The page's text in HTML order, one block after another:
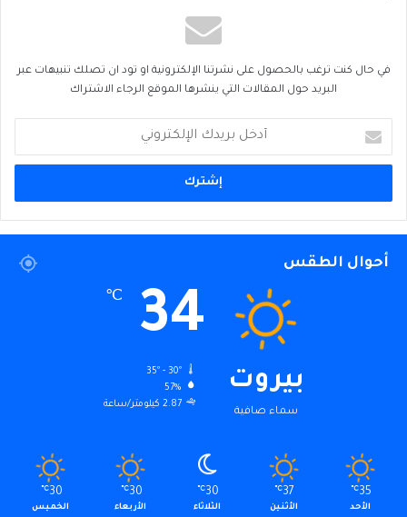
في حال كنت ترغب بالحصول على نشرتنا الإلكترونية او تود ان تصلك تنبيهات عبر
البريد حول المقالات التي ينشرها الموقع الرجاء الاشتراك
بريدك
الإلكتروني
أحوال الطقس
بيروت
سماء صافية
34
℃
35º - 30º
57%
2.87 كيلومتر/ساعة
35
℃
الأحد
37
℃
الأثنين
30
℃
الثلاثاء
30
℃
الأربعاء
30
℃
الخميس